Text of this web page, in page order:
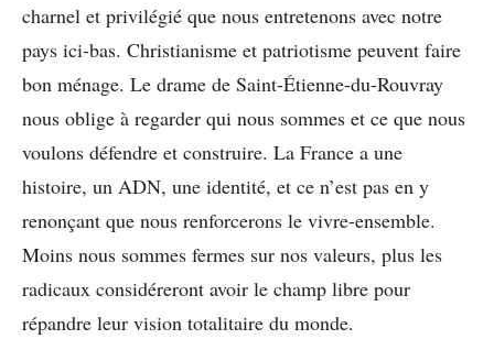
charnel et privilégié que nous entretenons avec notre
pays ici-bas. Christianisme et patriotisme peuvent faire
bon ménage. Le drame de Saint-Étienne-du-Rouvray
nous oblige à regarder qui nous sommes et ce que nous
voulons défendre et construire. La France a une
histoire, un ADN, une identité, et ce n’est pas en y
renonçant que nous renforcerons le vivre-ensemble.
Moins nous sommes fermes sur nos valeurs, plus les
radicaux considéreront avoir le champ libre pour
répandre leur vision totalitaire du monde.